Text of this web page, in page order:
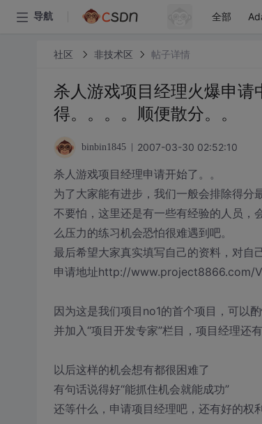
导航 全部
社区 非技术区 帖子详情
杀人游戏项目经理火爆申
得。。。。顺便散分。。
binbin1845 2007-03-30 02:52:10
杀人游戏项目经理申请开始了。。
为了大家能有进步，我们一般会排除得分
不要怕，这里还是有一些有经验的人员，
么压力的练习机会恐怕很难遇到吧。
最后希望大家真实填写自己的资料，对自
申请地址http://www.project8866.com/
因为这是我们项目no1的首个项目，可以酌
并加入“项目开发专家”栏目，项目经理还
以后这样的机会想有都很困难了
有句话说得好“能抓住机会就能成功”
还等什么，申请项目经理吧，还有好的权